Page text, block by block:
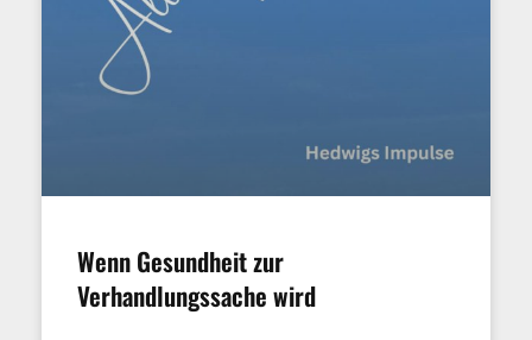
Wenn Gesundheit zur
Verhandlungssache wird